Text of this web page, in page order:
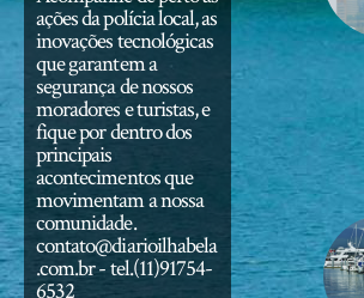
ações da polícia local, as
inovações tecnológicas
que garantem a
segurança de nossos
moradores e turistas, e
fique por dentro dos
principais
acontecimentos que
movimentam a nossa
comunidade.
contato@diarioilhabela
.com.br- tel.(11)91754-
6532